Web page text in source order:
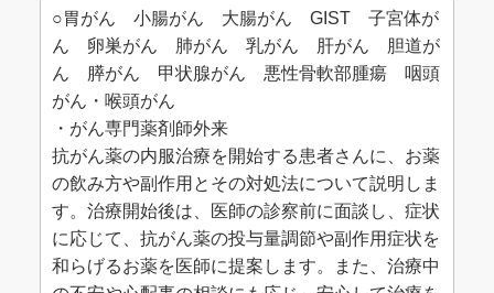
○胃がん 小腸がん 大腸がん GIST 子宮体が
ん 卵巣がん 肺がん 乳がん 肝がん 胆道が
ん 膵がん 甲状腺がん 悪性骨軟部腫瘍 咽頭
がん・喉頭がん
・がん専門薬剤師外来
抗がん薬の内服治療を開始する患者さんに、お薬
の飲み方や副作用とその対処法について説明しま
す。治療開始後は、医師の診察前に面談し、症状
に応じて、抗がん薬の投与量調節や副作用症状を
和らげるお薬を医師に提案します。また、治療中